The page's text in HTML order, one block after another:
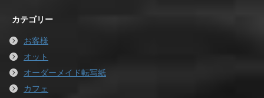
カテゴリー
お客様
オット
オーダーメイド転写紙
カフェ